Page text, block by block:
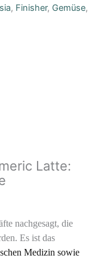
, Finisher, Gemüse,
Latte:
nachgesagt, die
Es ist das
Medizin sowie